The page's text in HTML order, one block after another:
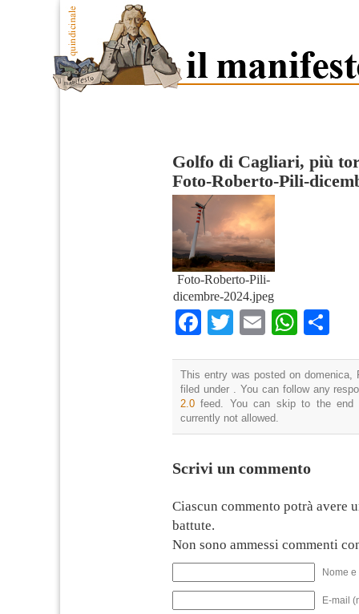
Golfo di Cagliari, più
Foto-Roberto-Pili-
Foto-Roberto-Pili-
dicembre-2024.jpeg
Facebook
TwitterEmail
This entry was posted on domenica,
filed under . You can follow any
2.0 feed. You can skip to the end
currently not allowed.
Scrivi un commento
Ciascun commento potrà avere
battute.
Non sono ammessi commenti
Nome
E-mail